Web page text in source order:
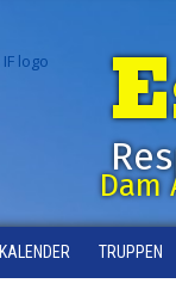
Dam
KALENDER TRUPPEN